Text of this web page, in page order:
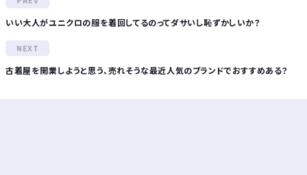
いい大人がユニクロの服を着回してるのってダサいし恥ずかしいか？
古着屋を開業しようと思う、売れそうな最近人気のブランドでおすすめある？